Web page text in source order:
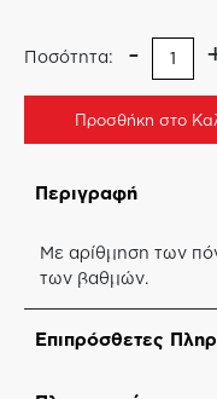
-
Ποσότητα:
Προσθήκη στο
Περιγραφή
Με αρίθμηση των
των βαθμών.
Επιπρόσθετες